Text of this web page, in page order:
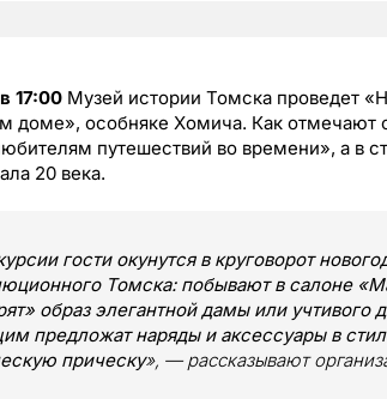
17:00 Музей истории Томска проведет
доме», особняке Хомича. Как отмечают
путешествий во времени», а в
20 века.
гости окунутся в круговорот
Томска: побывают в салоне
образ элегантной дамы или учтивого
предложат наряды и аксессуары в
прическу», — рассказывают